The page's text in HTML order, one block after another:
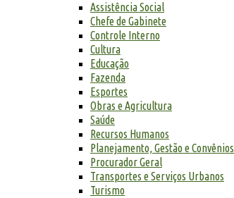
Assistência Social
Chefe de Gabinete
Controle Interno
Cultura
Educação
Fazenda
Esportes
Obras e Agricultura
Saúde
Recursos Humanos
Planejamento, Gestão e Convênios
Procurador Geral
Transportes e Serviços Urbanos
Turismo